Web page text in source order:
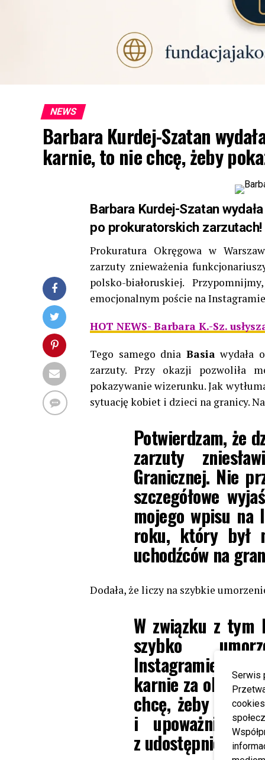
Serwis
NEWS
Barbara Kurdej-Szatan
karnie, to nie chcę, żeby
Barbara Kurdej-Szatan
po prokuratorskich zarzutach!
Prokuratura Okręgowa w
zarzuty znieważenia
polsko-białoruskiej.
emocjonalnym poście na
HOT NEWS- Barbara K.-Sz.
Tego samego dnia Basia wydała
zarzuty. Przy okazji pozwoliła
pokazywanie wizerunku. Jak
sytuację kobiet i dzieci na granicy.
Potwierdzam, że
zarzuty
Granicznej. Nie
szczegółowe
mojego wpisu
roku, który był
uchodźców na
Dodała, że liczy na szybkie
W związku z tym
szybko
Instagramie.
karnie za
chcę, żeby
i upoważniam
z udostępnieniem